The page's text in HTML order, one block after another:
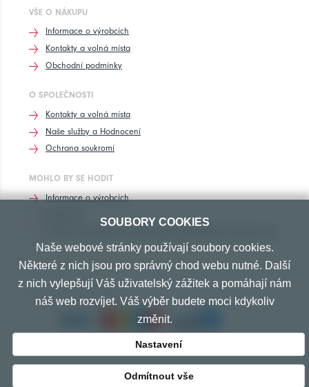
VŠE O NÁKUPU
Informace o výrobcích
Kontakty a volná místa
Obchodní podmínky
O SPOLEČNOSTI
Kontakty a volná místa
Naše služby a Hodnocení
Ochrana soukromí
MOHLO BY SE HODIT
Informace o výrobcích
PŘIJÍMÁME TYTO PLATBY
SOUBORY COOKIES
Naše webové stránky používají soubory cookies.
Některé z nich jsou pro správný chod webu nutné. Další
z nich vylepšují Váš uživatelský zážitek a pomáhají nám
náš web rozvíjet. Váš výběr budete moci kdykoliv
změnit.
Nastavení
Odmítnout vše